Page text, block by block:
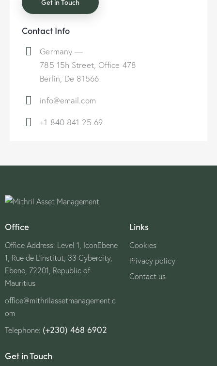
Contact Info
Germany —
785 15h Street, Office 478
Berlin, De 81566
info@email.com
+1 840 841 25 69
Office
Office Address: Level 1, IconEbene
1, Rue de L’institut, 33 Cybercity,
Ebene, 72201, Republic of
Mauritius
office@mithrilassetmanagement.c
om
Telephone: (+230) 468 6902
Links
Cookies
Privacy policy
Contact us
Get in Touch